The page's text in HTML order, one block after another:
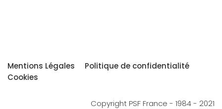
Mentions Légales
Politique de confidentialité
Cookies
Copyright PSF France - 1984 - 2021